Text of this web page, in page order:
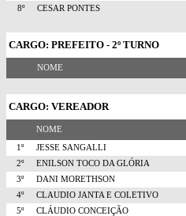
8º
CESAR PONTES
CARGO: PREFEITO - 2º TURNO
NOME
CARGO: VEREADOR
NOME
1º JESSE SANGALLI
2º
ENILSON TOCO DA GLÓRIA
3º
DANI MORETHSON
4º
CLAUDIO JANTA E COLETIVO
5º
CLÁUDIO CONCEIÇÃO